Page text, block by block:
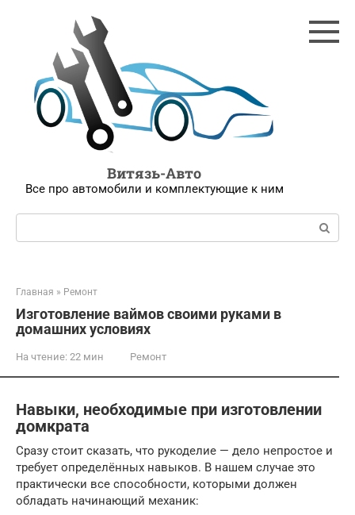
Витязь-Авто
Все про автомобили и комплектующие к ним
Поиск:
Главная » Ремонт
Изготовление ваймов своими руками в
домашних условиях
На чтение: 22 мин Ремонт
Навыки, необходимые при изготовлении
домкрата
Сразу стоит сказать, что рукоделие — дело непростое и
требует определённых навыков. В нашем случае это
практически все способности, которыми должен
обладать начинающий механик: